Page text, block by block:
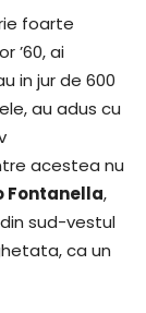
foarte
’60, ai
in jur de 600
au adus cu
acestea nu
Fontanella,
sud-vestul
ca un